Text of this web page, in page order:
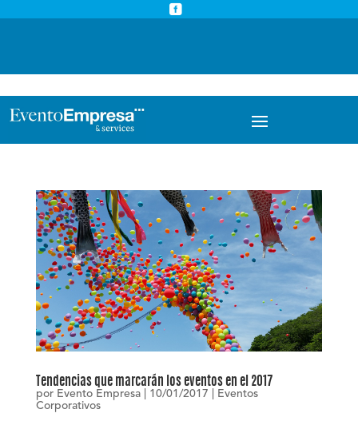

Tendencias que marcarán los eventos en el 2017
por Evento Empresa| 10/01/2017
Eventos
Corporativos